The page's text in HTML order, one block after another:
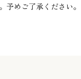
めご了承ください。